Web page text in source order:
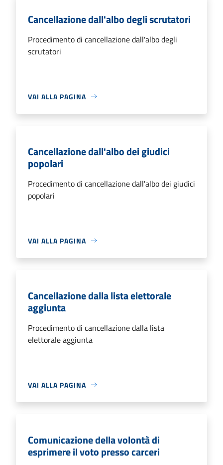
Cancellazione dall'albo degli scrutatori
Procedimento di cancellazione dall'albo degli
scrutatori
VAI ALLA PAGINA
Cancellazione dall'albo dei giudici
popolari
Procedimento di cancellazione dall'albo dei giudici
popolari
VAI ALLA PAGINA
Cancellazione dalla lista elettorale
aggiunta
Procedimento di cancellazione dalla lista
elettorale aggiunta
VAI ALLA PAGINA
Comunicazione della volontà di
esprimere il voto presso carceri